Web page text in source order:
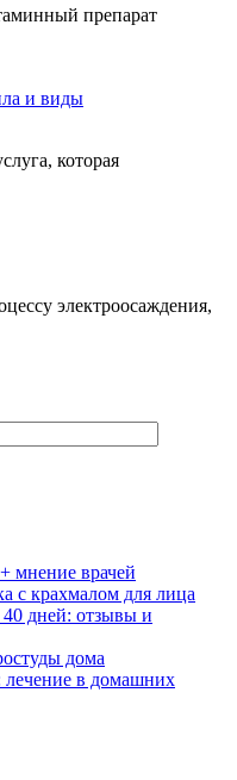
препарат
и виды
которая
электроосаждения,
мнение врачей
с крахмалом для лица
40 дней: отзывы и
дома
лечение в домашних